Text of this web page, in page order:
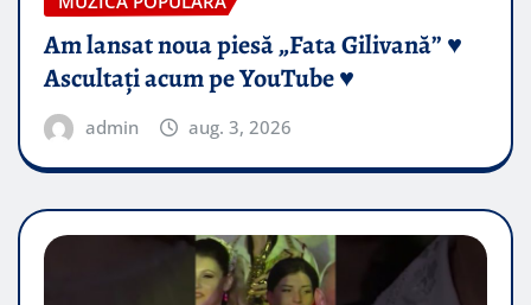
Am lansat noua piesă „Fata Gilivană” ♥️
Ascultați acum pe YouTube ♥️
admin aug. 3, 2026